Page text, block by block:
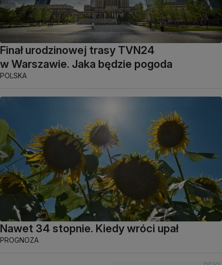
Finał urodzinowej trasy TVN24
w Warszawie. Jaka będzie pogoda
POLSKA
Nawet 34 stopnie. Kiedy wróci upał
PROGNOZA